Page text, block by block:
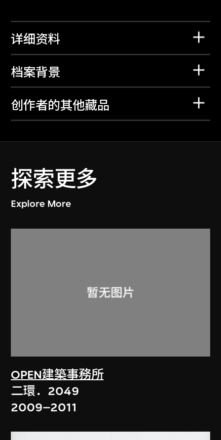
详细资料
档案背景
创作者的其他藏品
探索更多
Explore More
OPEN建築事務所
二環．2049
2009–2011